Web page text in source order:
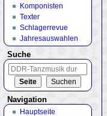
Komponisten
Texter
Schlagerrevue
Jahresauswahlen
Suche
Navigation
Hauptseite